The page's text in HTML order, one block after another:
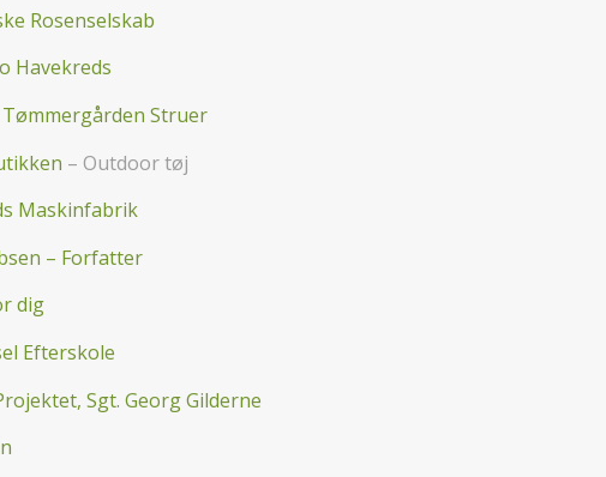
Rosenselskab
Havekreds
Tømmergården Struer
– Outdoor tøj
Maskinfabrik
– Forfatter
dig
Efterskole
Sgt. Georg Gilderne